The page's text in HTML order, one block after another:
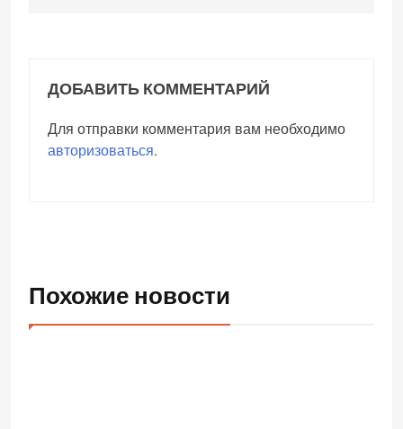
ДОБАВИТЬ КОММЕНТАРИЙ
Для отправки комментария вам необходимо
авторизоваться.
Похожие новости